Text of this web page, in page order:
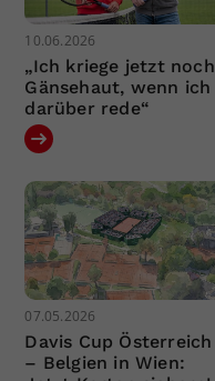
10.06.2026
„Ich kriege jetzt noch
Gänsehaut, wenn ich
darüber rede“
07.05.2026
Davis Cup Österreich
– Belgien in Wien: